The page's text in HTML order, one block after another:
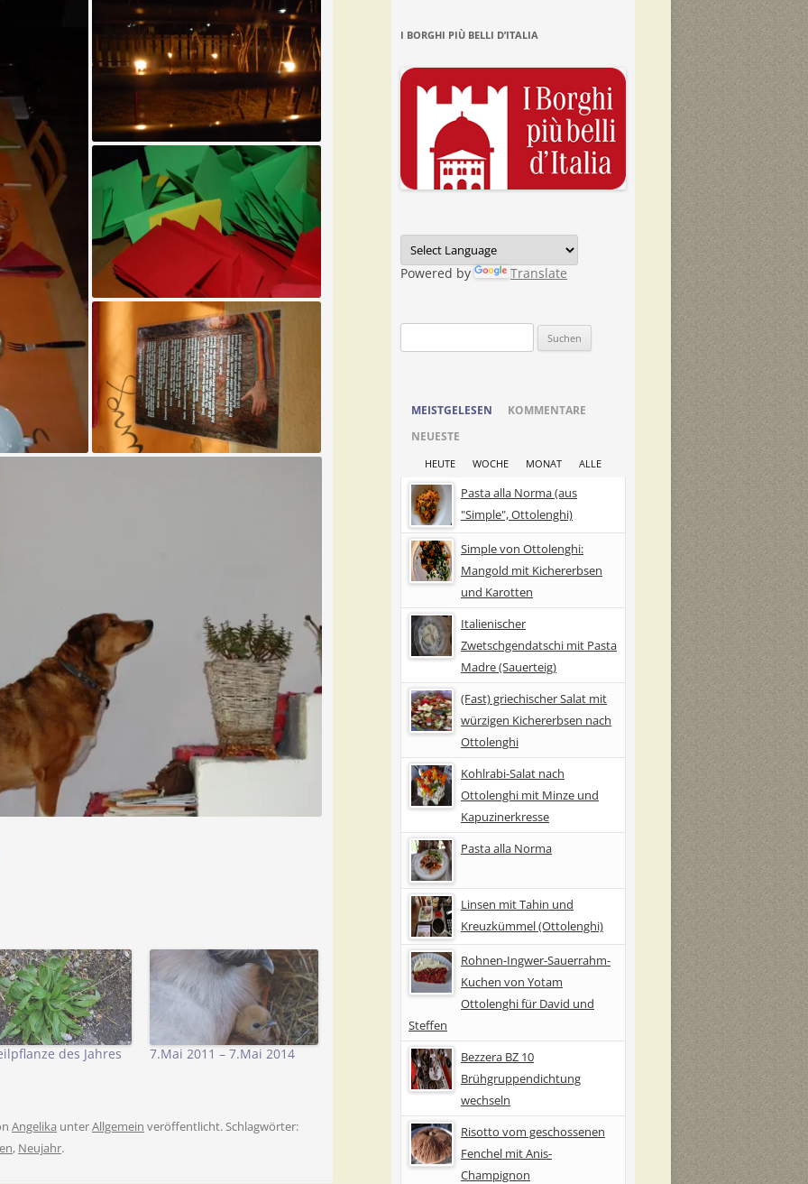
des Jahres
7.Mai 2011 – 7.Mai 2014
Angelika unterAllgemein veröffentlicht. Schlagwörter:
, Neujahr.
I BORGHI PIÙ BELLI D’ITALIA
Powered by Translate
nach:
MEISTGELESEN
KOMMENTARE
NEUESTE
HEUTE WOCHE MONAT ALLE
Pasta alla Norma (aus
"Simple", Ottolenghi)
Simple von Ottolenghi:
Mangold mit Kichererbsen
und Karotten
Italienischer
Zwetschgendatschi mit Pasta
Madre (Sauerteig)
(Fast) griechischer Salat mit
würzigen Kichererbsen nach
Ottolenghi
Kohlrabi-Salat nach
Ottolenghi mit Minze und
Kapuzinerkresse
Pasta alla Norma
Linsen mit Tahin und
Kreuzkümmel (Ottolenghi)
Rohnen-Ingwer-Sauerrahm-
Kuchen von Yotam
Ottolenghi für David und
Steffen
Bezzera BZ 10
Brühgruppendichtung
wechseln
Risotto vom geschossenen
Fenchel mit Anis-
Champignon